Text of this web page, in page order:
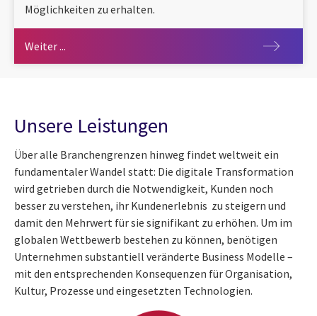
Möglichkeiten zu erhalten.
Weiter ...
Unsere Leistungen
Über alle Branchengrenzen hinweg findet weltweit ein
fundamentaler Wandel statt: Die digitale Transformation
wird getrieben durch die Notwendigkeit, Kunden noch
besser zu verstehen, ihr Kundenerlebnis zu steigern und
damit den Mehrwert für sie signifikant zu erhöhen. Um im
globalen Wettbewerb bestehen zu können, benötigen
Unternehmen substantiell veränderte Business Modelle –
mit den entsprechenden Konsequenzen für Organisation,
Kultur, Prozesse und eingesetzten Technologien.